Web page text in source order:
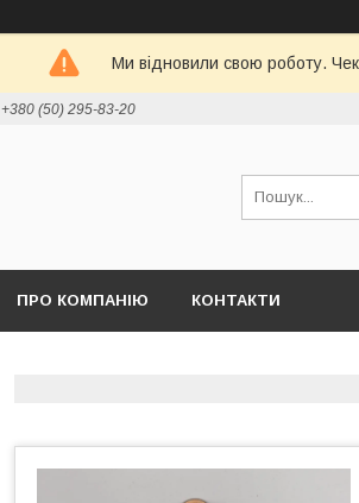
Ми відновили свою роботу.
+380 (50) 295-83-20
ПРО КОМПАНІЮ КОНТАКТИ